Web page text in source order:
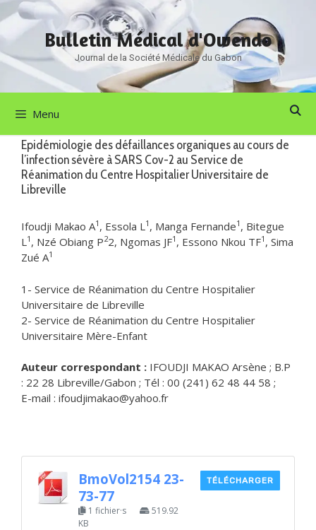
Aller
au
contenu
Bulletin Médical d'Owendo
Journal de la Société Médicale du Gabon
Menu
Epidémiologie des défaillances organiques au cours de
l’infection sévère à SARS Cov-2 au Service de
Réanimation du Centre Hospitalier Universitaire de
Libreville
Ifoudji Makao A1 , Essola L1 , Manga Fernande1 , Bitegue
L1 , Nzé Obiang P22, Ngomas JF1 , Essono Nkou TF1 , Sima
Zué A1
1- Service de Réanimation du Centre Hospitalier
Universitaire de Libreville
2- Service de Réanimation du Centre Hospitalier
Universitaire Mère-Enfant
Auteur correspondant : IFOUDJI MAKAO Arsène ; B.P
: 22 28 Libreville/Gabon ; Tél : 00 (241) 62 48 44 58 ;
E-mail : ifoudjimakao@yahoo.fr
BmoVol2154 23-
73-77
1 fichier·s
519.92
KB
TÉLÉCHARGER